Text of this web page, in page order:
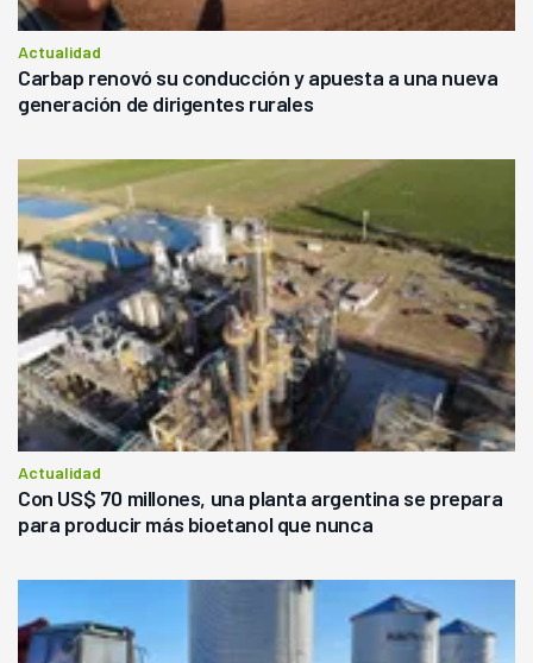
Actualidad
Carbap renovó su conducción y apuesta a una nueva
generación de dirigentes rurales
Actualidad
Con US$ 70 millones, una planta argentina se prepara
para producir más bioetanol que nunca